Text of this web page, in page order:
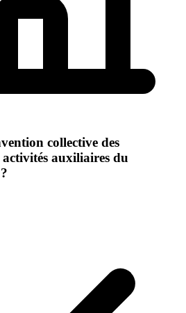
collective des
auxiliaires du